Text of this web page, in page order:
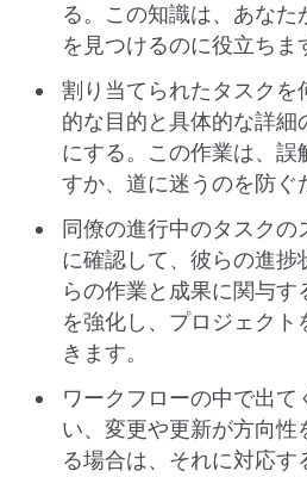
る。この知識は、あな
を見つけるのに役立ちま
割り当てられたタスクを
的な目的と具体的な詳細
にする。この作業は、誤
すか、道に迷うのを防ぐ
同僚の進行中のタスク
に確認して、彼らの進捗
らの作業と成果に関与す
を強化し、プロジェク
きます。
ワークフローの中で出
い、変更や更新が方向性
る場合は、それに対応す